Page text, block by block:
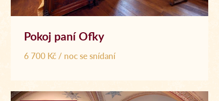
Pokoj paní Ofky
6 700 Kč / noc se snídaní